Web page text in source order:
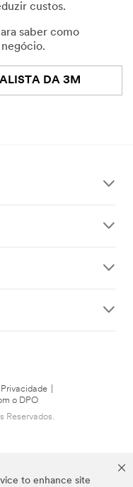
to enhance site
custos.
saber como
DA 3M
o DPO
Reservados.